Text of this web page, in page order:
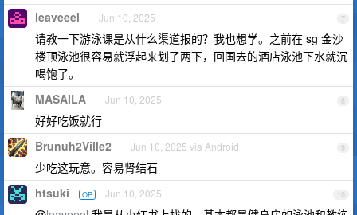
7
leaveeel Jun 10, 2025
请教一下游泳课是从什么渠道报的？我也想学。之前在 sg 金沙
楼顶泳池很容易就浮起来划了两下，回国去的酒店泳池下水就沉
喝饱了。
8
MASAILA Jun 10, 2025
好好吃饭就行
9
Brunuh2Ville2 Jun 10, 2025 via Android
少吃这玩意。容易肾结石
10
htsuki OP Jun 10, 2025